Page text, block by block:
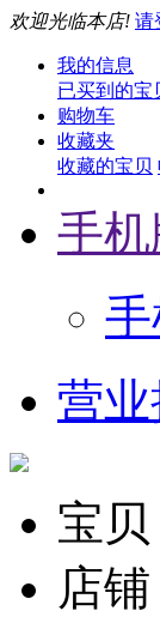
欢迎光临本店! 请
我的信息
已买到的宝
购物车
收藏夹
收藏的宝贝
手机
营业
宝贝
店铺